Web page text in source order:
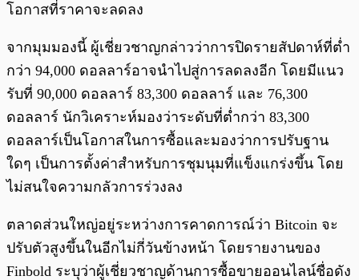
โอกาสที่ราคาจะลดลง
จากมุมมองนี้ ผู้เชี่ยวชาญกล่าวว่าการปิดรายสัปดาห์ที่ต่ำ
กว่า 94,000 ดอลลาร์อาจนำไปสู่การลดลงอีก โดยมีแนว
รับที่ 90,000 ดอลลาร์ 83,300 ดอลลาร์ และ 76,300
ดอลลาร์ นักวิเคราะห์มองว่าระดับที่ต่ำกว่า 83,300
ดอลลาร์เป็นโอกาสในการซื้อและมองว่าการปรับฐาน
ใดๆ เป็นการตั้งค่าสำหรับการชุมนุมที่แข็งแกร่งขึ้น โดย
ไม่สนใจความกลัวการร่วงลง
ตลาดส่วนใหญ่อยู่ระหว่างการคาดการณ์ว่า Bitcoin จะ
ปรับตัวสูงขึ้นในอีกไม่กี่วันข้างหน้า โดยรายงานของ
Finbold ระบุว่าผู้เชี่ยวชาญด้านการซื้อขายออนไลน์ชื่อดัง